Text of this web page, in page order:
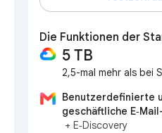
Die Funktionen der
5 TB
2,5-mal mehr als bei
Benutzerdefinierte
geschäftliche
+ E‑Discovery